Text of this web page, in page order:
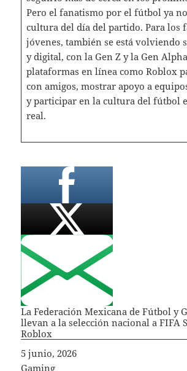
Pero el fanatismo por el fútbol ya
cultura del día del partido. Para los
jóvenes, también se está volviendo
y digital, con la Gen Z y la Gen
plataformas en línea como Roblox
con amigos, mostrar apoyo a
y participar en la cultura del fútbol
real.
La Federación Mexicana de Fútbol y
llevan a la selección nacional a FIFA
Roblox
Fecha
5 junio, 2026
In relation to
Gaming